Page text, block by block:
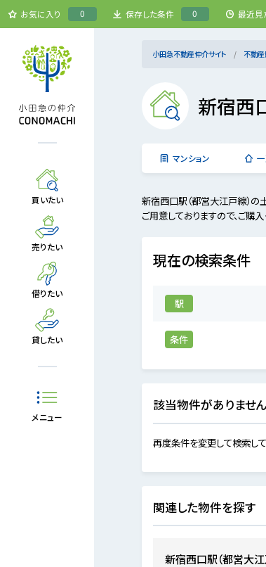
お気に入り 0 保存した条件 0 最近見
買いたい
売りたい
借りたい
貸したい
メニュー
小田急不動産仲介サイト 不動産
新宿西
マンション
新宿西口駅（都営大江戸線）
ご用意しておりますので、ご購
現在の検索条件
駅
条件
該当物件がありません
再度条件を変更して検索して
関連した物件を探す
新宿西口駅（都営大